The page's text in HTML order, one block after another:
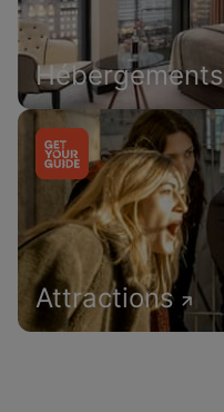
Hébergements
Attractions